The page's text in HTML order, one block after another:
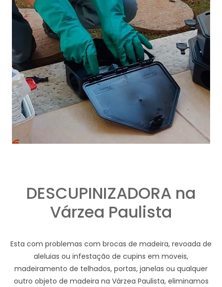
DESCUPINIZADORA na
Várzea Paulista
Esta com problemas com brocas de madeira, revoada de
aleluias ou infestação de cupins em moveis,
madeiramento de telhados, portas, janelas ou qualquer
outro objeto de madeira na Várzea Paulista, eliminamos